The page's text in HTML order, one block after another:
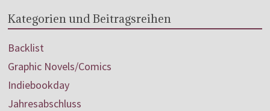
Kategorien und Beitragsreihen
Backlist
Graphic Novels/Comics
Indiebookday
Jahresabschluss